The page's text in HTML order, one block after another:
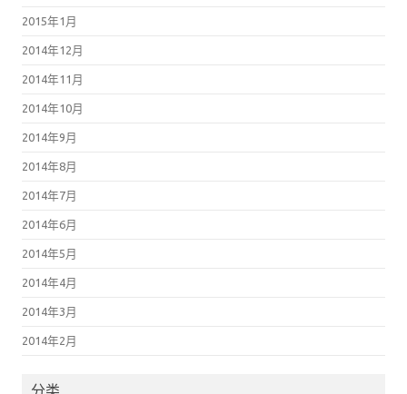
2015年1月
2014年12月
2014年11月
2014年10月
2014年9月
2014年8月
2014年7月
2014年6月
2014年5月
2014年4月
2014年3月
2014年2月
分类